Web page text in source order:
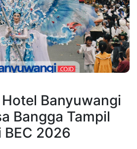
Banyuwangi
Bangga Tampil
2026